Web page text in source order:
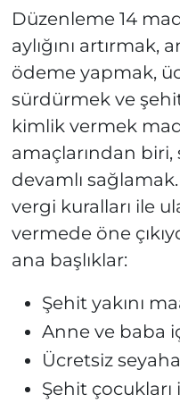
Düzenleme 14
aylığını artırmak,
ödeme yapmak,
sürdürmek ve
kimlik vermek
amaçlarından
devamlı sağlamak.
vergi kuralları ile
vermede öne
ana başlıklar:
Şehit yakını
Anne ve baba
Ücretsiz
Şehit